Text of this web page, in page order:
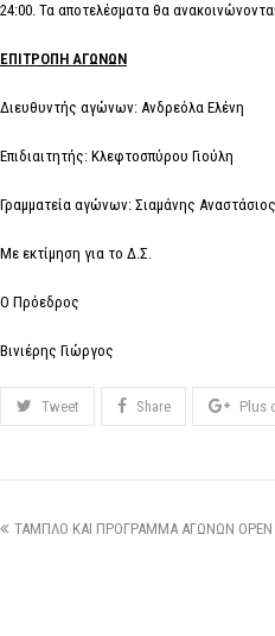
24:00. Τα αποτελέσματα θα
ΕΠΙΤΡΟΠΗ ΑΓΩΝΩΝ
Διευθυντής αγώνων: Ανδρεόλα Ελένη
Επιδιαιτητής: Κλεφτοσπύρου Γιούλη
Γραμματεία αγώνων: Σιαμάνης
Με εκτίμηση για το Δ.Σ.
Ο Πρόεδρος Η
Βινιέρης Γιώργος
Tweet Share Plus
ΤΑΜΠΛΟ ΚΑΙ ΠΡΟΓΡΑΜΜΑ ΑΓΩΝΩΝ OPEN